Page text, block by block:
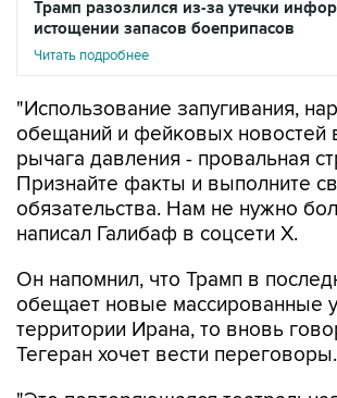
Читать подробнее
"Использование запугивания,
рычага давления - провальная
Признайте факты и выполните
обязательства. Нам не нужно
написал Галибаф в соцсети X.
Он напомнил, что Трамп в
территории Ирана, то вновь
Тегеран хочет вести переговоры.
"Это повторяющаяся театральная